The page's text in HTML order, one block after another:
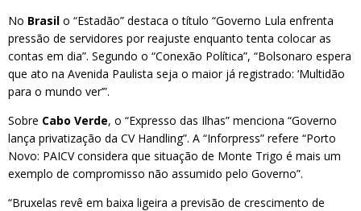
No Brasil o “Estadão” destaca o título “Governo Lula enfrenta
pressão de servidores por reajuste enquanto tenta colocar as
contas em dia”. Segundo o “Conexão Política”, “Bolsonaro espera
que ato na Avenida Paulista seja o maior já registrado: ‘Multidão
para o mundo ver’”.
Sobre Cabo Verde, o “Expresso das Ilhas” menciona “Governo
lança privatização da CV Handling”. A “Inforpress” refere “Porto
Novo: PAICV considera que situação de Monte Trigo é mais um
exemplo de compromisso não assumido pelo Governo”.
“Bruxelas revê em baixa ligeira a previsão de crescimento de